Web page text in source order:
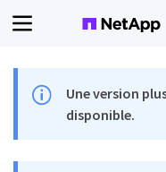
Une version
disponible.